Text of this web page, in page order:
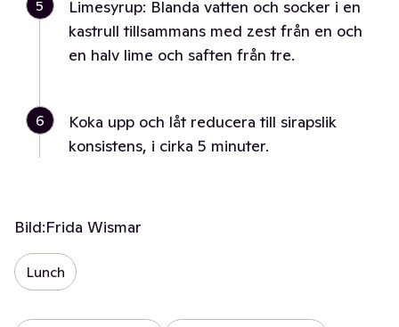
5
Limesyrup: Blanda vatten och socker i en
kastrull tillsammans med zest från en och
en halv lime och saften från tre.
6
Koka upp och låt reducera till sirapslik
konsistens, i cirka 5 minuter.
Bild:Frida Wismar
Lunch